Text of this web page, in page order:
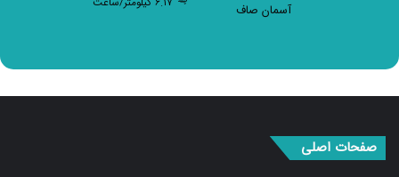
صفحه اصلی